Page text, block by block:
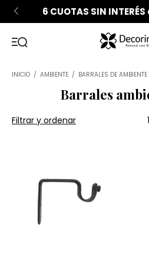
6 CUOTAS SIN
INICIO / AMBIENTE / BARRALES DE AMBIENTE
Barrales
Filtrar y ordenar